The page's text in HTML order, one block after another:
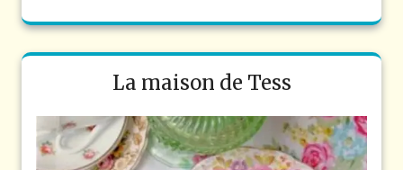
La maison de Tess